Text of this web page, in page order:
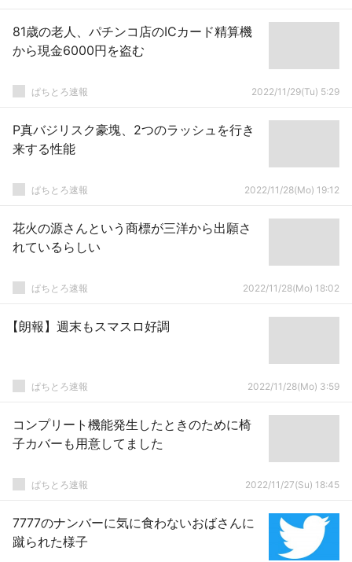
81歳の老人、パチンコ店のICカード精算機
から現金6000円を盗む
ぱちとろ速報 2022/11/29(Tu) 5:29
P真バジリスク豪塊、2つのラッシュを行き
来する性能
ぱちとろ速報 2022/11/28(Mo) 19:12
花火の源さんという商標が三洋から出願さ
れているらしい
ぱちとろ速報 2022/11/28(Mo) 18:02
【朗報】週末もスマスロ好調
ぱちとろ速報 2022/11/28(Mo) 3:59
コンプリート機能発生したときのために椅
子カバーも用意してました
ぱちとろ速報 2022/11/27(Su) 18:45
7777のナンバーに気に食わないおばさんに
蹴られた様子